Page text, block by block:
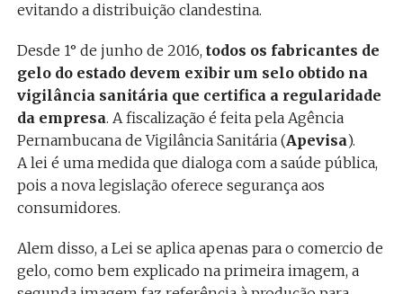
evitando a distribuição clandestina.
Desde 1° de junho de 2016, todos os fabricantes de
gelo do estado devem exibir um selo obtido na
vigilância sanitária que certifica a regularidade
da empresa. A fiscalização é feita pela Agência
Pernambucana de Vigilância Sanitária (Apevisa).
A lei é uma medida que dialoga com a saúde pública,
pois a nova legislação oferece segurança aos
consumidores.
Alem disso, a Lei se aplica apenas para o comercio de
gelo, como bem explicado na primeira imagem, a